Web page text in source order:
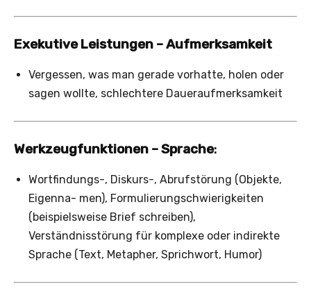
Exekutive Leistungen – Aufmerksamkeit
Vergessen, was man gerade vorhatte, holen oder
sagen wollte, schlechtere Daueraufmerksamkeit
Werkzeugfunktionen – Sprache:
Wortfindungs-, Diskurs-, Abrufstörung (Objekte,
Eigenna- men), Formulierungschwierigkeiten
(beispielsweise Brief schreiben),
Verständnisstörung für komplexe oder indirekte
Sprache (Text, Metapher, Sprichwort, Humor)